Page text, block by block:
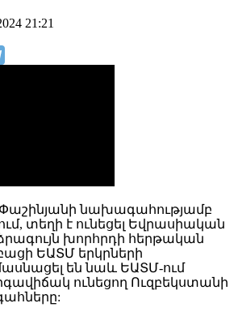
21:21
նախագահությամբ
տեղի է ունեցել Եվրասիական
խորհրդի հերթական
ԵԱՏՄ երկրների
են նաև ԵԱՏՄ-ում
ունեցող Ուզբեկստանի